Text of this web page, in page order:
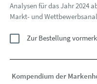
Analysen für das Jahr 2024
Markt- und
Zur Bestellung
Kompendium der